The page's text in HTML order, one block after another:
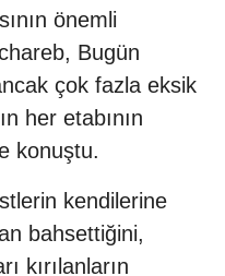
önemli
Bugün
çok fazla eksik
her etabının
konuştu.
kendilerine
bahsettiğini,
kırılanların